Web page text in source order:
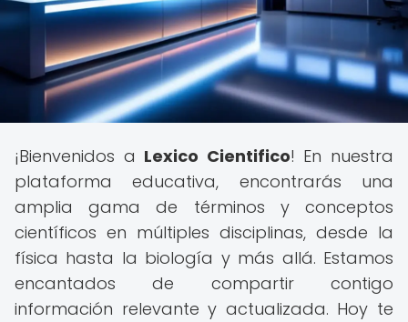
¡Bienvenidos a Lexico Cientifico! En nuestra
plataforma educativa, encontrarás una
amplia gama de términos y conceptos
científicos en múltiples disciplinas, desde la
física hasta la biología y más allá. Estamos
encantados de compartir contigo
información relevante y actualizada. Hoy te